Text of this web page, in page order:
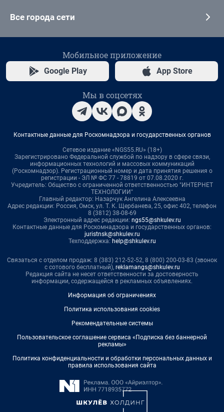
Все города сети
Мобильное приложение
Google Play App Store
Мы в соцсетях
Контактные данные для Роскомнадзора и государственных органов
Сетевое издание «NGS55.RU» (18+)
Зарегистрировано Федеральной службой по надзору в сфере связи,
информационных технологий и массовых коммуникаций
(Роскомнадзор). Регистрационный номер и дата принятия решения о
регистрации - ЭЛ № ФС 77 - 78819 от 07.08.2020 г.
Учредитель: Общество с ограниченной ответственностью "ИНТЕРНЕТ
ТЕХНОЛОГИИ"
Главный редактор: Назарчук Ангелина Алексеевна
Адрес редакции: Россия, Омск, ул. Т. К. Щербанева, 25, офис 402, телефон
8 (3812) 38-08-69
Электронный адрес редакции: ngs55@shkulev.ru
Контактные данные для Роскомнадзора и государственных органов:
juristnsk@shkulev.ru
Техподдержка: help@shkulev.ru
Связаться с отделом продаж: 8 (383) 212-52-52, 8 (800) 200-03-83 (звонок
с сотового бесплатный), reklamangs@shkulev.ru
Редакция сайта не несет ответственности за достоверность
информации, содержащейся в рекламных объявлениях.
Информация об ограничениях
Политика использования cookies
Рекомендательные системы
Пользовательское соглашение сервиса «Подписка без баннерной
рекламы»
Политика конфиденциальности и обработки персональных данных и
правила использования сайта